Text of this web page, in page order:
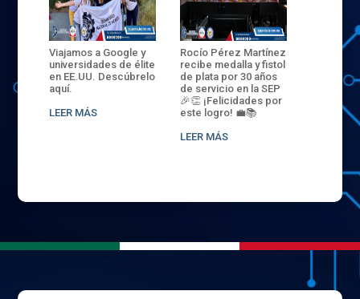
Viajamos a Google y
universidades de élite
en EE.UU. Descúbrelo
aquí.
LEER MÁS
Rocío Pérez Martínez
recibe medalla y fistol
de plata por 30 años
de servicio en la SEP
🎉👏 ¡Felicidades por
este logro! 💼📚
LEER MÁS
ENECB-
del
batalla.
32
sede